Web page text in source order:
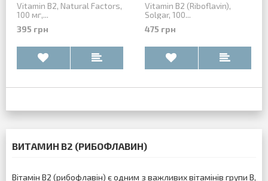
Vitamin B2, Natural Factors,
100 мг,...
395 грн
Vitamin B2 (Riboflavin),
Solgar, 100...
475 грн
ВИТАМИН B2 (РИБОФЛАВИН)
Вітамін B2 (рибофлавін) є одним з важливих вітамінів групи В,